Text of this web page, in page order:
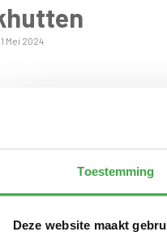
Toestemming
Deze website maakt
Mei 2024